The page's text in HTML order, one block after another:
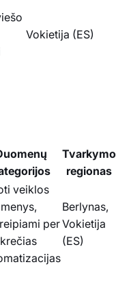
Vokietija (ES)
Tvarkymo
regionas
veiklos
per
Berlynas,
Vokietija
(ES)